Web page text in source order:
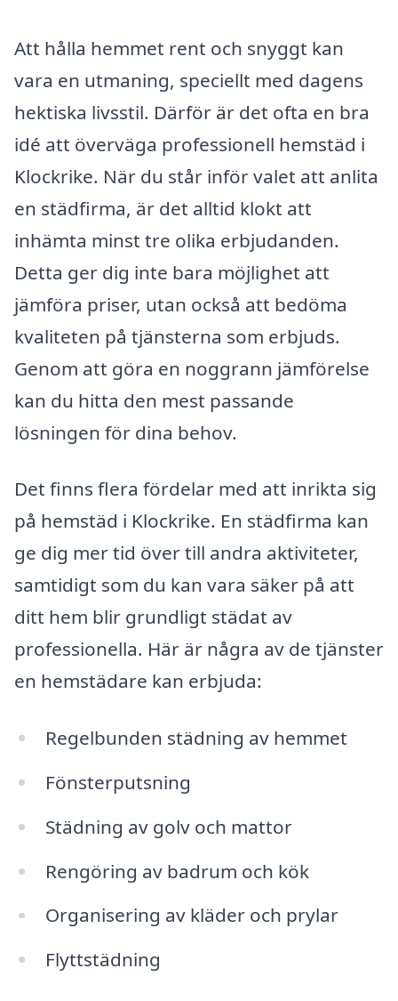
Att hålla hemmet rent och snyggt kan
vara en utmaning, speciellt med dagens
hektiska livsstil. Därför är det ofta en bra
idé att överväga professionell hemstäd i
Klockrike. När du står inför valet att anlita
en städfirma, är det alltid klokt att
inhämta minst tre olika erbjudanden.
Detta ger dig inte bara möjlighet att
jämföra priser, utan också att bedöma
kvaliteten på tjänsterna som erbjuds.
Genom att göra en noggrann jämförelse
kan du hitta den mest passande
lösningen för dina behov.
Det finns flera fördelar med att inrikta sig
på hemstäd i Klockrike. En städfirma kan
ge dig mer tid över till andra aktiviteter,
samtidigt som du kan vara säker på att
ditt hem blir grundligt städat av
professionella. Här är några av de tjänster
en hemstädare kan erbjuda:
Regelbunden städning av hemmet
Fönsterputsning
Städning av golv och mattor
Rengöring av badrum och kök
Organisering av kläder och prylar
Flyttstädning